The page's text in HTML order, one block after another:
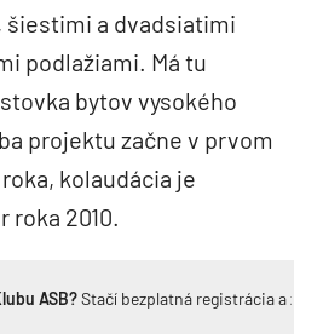
a dvadsiatimi
podlažiami. Má tu
bytov vysokého
projektu začne v prvom
kolaudácia je
roka 2010.
ASB?Stačí bezplatná registrácia a